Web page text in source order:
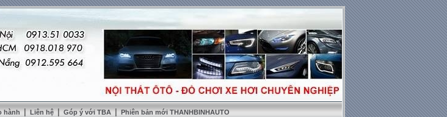
hành | Liên hệ | Góp ý với TBA | Phiên bản mới THANHBINHAUTO